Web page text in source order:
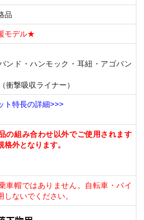
品
モデル★
ンド・ハンモック・耳紐・アゴバン
衝撃吸収ライナー）
ト特長の詳細>>>
の組み合わせ以外でご使用されます
格外となります。
車帽ではありません。自転車・バイ
しないでください。